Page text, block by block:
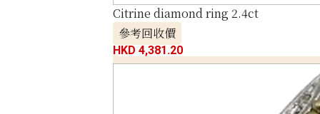
Citrine diamond ring 2.4ct
參考回收價
HKD 4,381.20